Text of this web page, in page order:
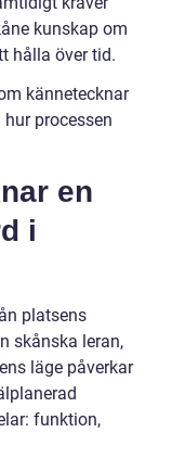
kunskap om
hålla över tid.
kännetecknar
processen
en
i
platsens
skånska leran,
läge påverkar
funktion,